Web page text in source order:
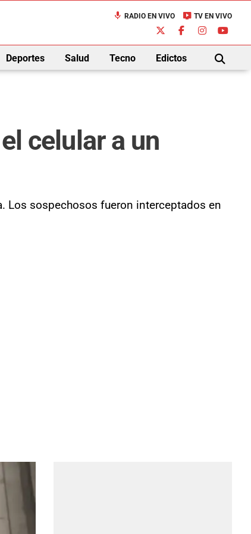
mic RADIO EN VIVO live_tv TV EN VIVO
Deportes Salud Tecno Edictos
BUSCAR
celular a un
Los sospechosos fueron interceptados en